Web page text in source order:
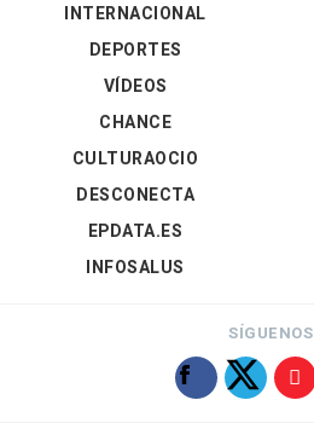
INTERNACIONAL
DEPORTES
VÍDEOS
CHANCE
CULTURAOCIO
DESCONECTA
EPDATA.ES
INFOSALUS
SÍGUENOS